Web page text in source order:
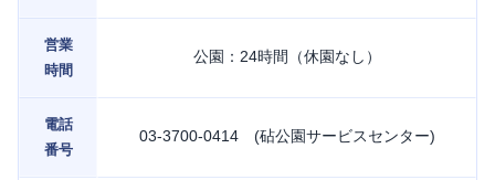
営業
時間
公園：24時間（休園なし）
電話
番号
03-3700-0414 (砧公園サービスセンター)